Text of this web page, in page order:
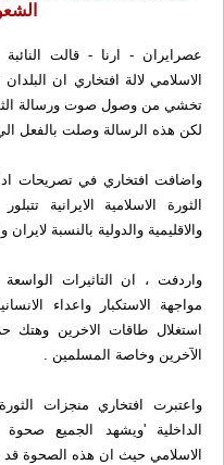
عصرايران - ارنا - قالت
الاسلامي لالة افتخاري ان
تخشي من وصول صوت ورسالة
لكن هذه الرسالة وصلت بالفعل
واضافت افتخاري في تصريحات
الثورة الاسلامية الايرانية
والاقليمية والدولية بالنسبة لايران
واردفت ، ان التاثيرات
مواجهة الاستكبار واعداء
استغلال طاقات الاخرين
الآخرين وخاصة المسلمين .
واعتبرت افتخاري منجزات
الداخلية 'ويشهد الجميع صحوة
الاسلامي حيث ان هذه الصحوة